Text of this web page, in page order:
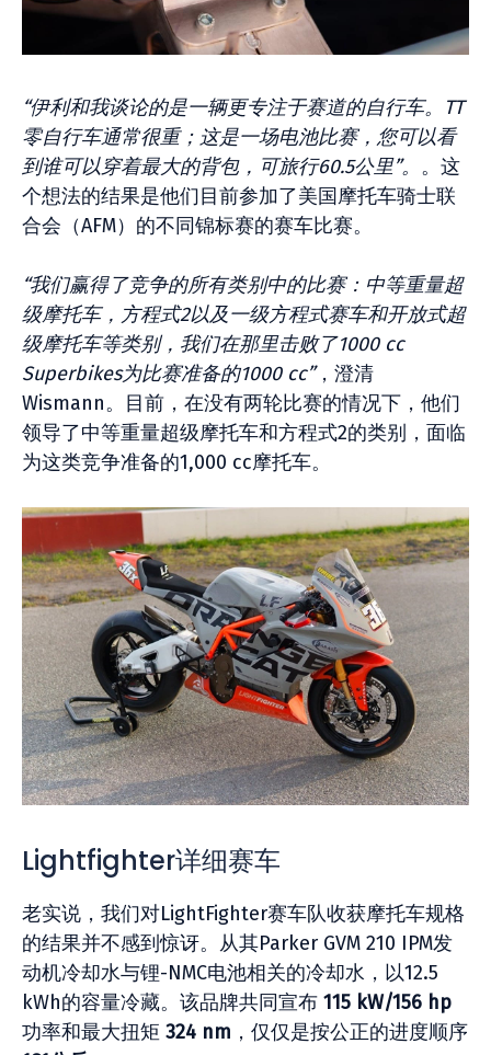
“伊利和我谈论的是一辆更专注于赛道的自行车。TT
零自行车通常很重；这是一场电池比赛，您可以看
到谁可以穿着最大的背包，可旅行60.5公里”。 。这
个想法的结果是他们目前参加了美国摩托车骑士联
合会（AFM）的不同锦标赛的赛车比赛。
“我们赢得了竞争的所有类别中的比赛：中等重量超
级摩托车，方程式2以及一级方程式赛车和开放式超
级摩托车等类别，我们在那里击败了1000 cc
Superbikes为比赛准备的1000 cc”，澄清
Wismann。目前，在没有两轮比赛的情况下，他们
领导了中等重量超级摩托车和方程式2的类别，面临
为这类竞争准备的1,000 cc摩托车。
Lightfighter详细赛车
老实说，我们对LightFighter赛车队收获摩托车规格
的结果并不感到惊讶。从其Parker GVM 210 IPM发
动机冷却水与锂-NMC电池相关的冷却水，以12.5
kWh的容量冷藏。该品牌共同宣布 115 kW/156 hp
功率和最大扭矩 324 nm ，仅仅是按公正的进度顺序